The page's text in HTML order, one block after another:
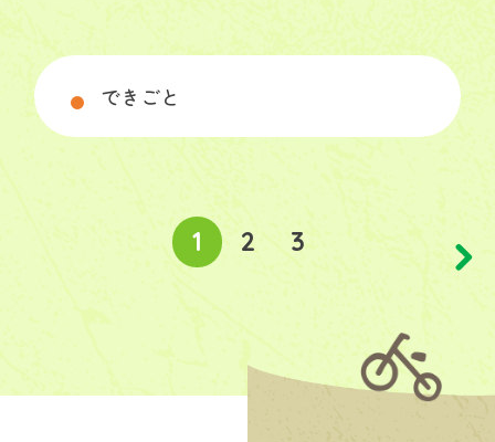
1 2 3